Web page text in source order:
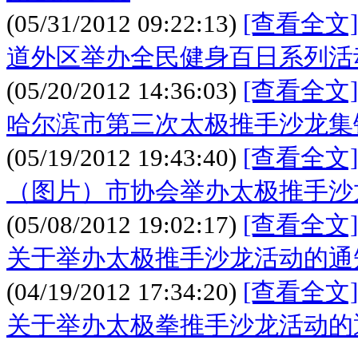
(05/31/2012 09:22:13) [查看全文]
道外区举办全民健身百日系列
(05/20/2012 14:36:03) [查看全文]
哈尔滨市第三次太极推手沙龙
(05/19/2012 19:43:40) [查看全文]
（图片）市协会举办太极推手
(05/08/2012 19:02:17) [查看全文]
关于举办太极推手沙龙活动的
(04/19/2012 17:34:20) [查看全文]
关于举办太极拳推手沙龙活动